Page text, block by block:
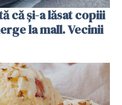
că și-a lăsat copiii
la mall. Vecinii